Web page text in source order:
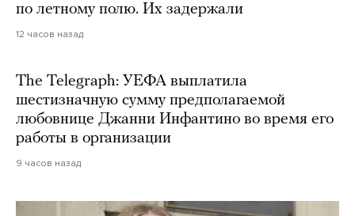
по летному полю. Их задержали
12 часов назад
The Telegraph: УЕФА выплатила
шестизначную сумму предполагаемой
любовнице Джанни Инфантино во время его
работы в организации
9 часов назад